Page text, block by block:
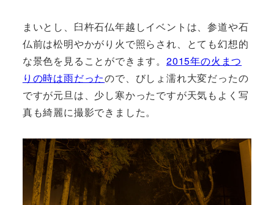
まいとし、臼杵石仏年越しイベントは、参道や石
仏前は松明やかがり火で照らされ、とても幻想的
な景色を見ることができます。 2015年の火まつ
りの時は雨だったので、びしょ濡れ大変だったの
ですが元旦は、少し寒かったですが天気もよく写
真も綺麗に撮影できました。